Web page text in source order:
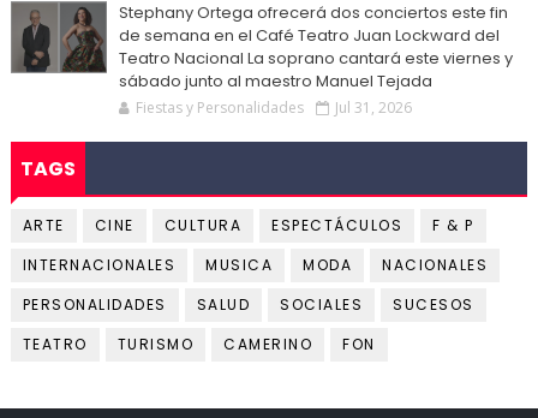
Stephany Ortega ofrecerá dos conciertos este fin
de semana en el Café Teatro Juan Lockward del
Teatro Nacional La soprano cantará este viernes y
sábado junto al maestro Manuel Tejada
Fiestas y Personalidades Jul 31, 2026
TAGS
ARTE CINE CULTURA ESPECTÁCULOS
F & P
INTERNACIONALES
MUSICA MODA
NACIONALES
PERSONALIDADES
SALUD SOCIALES
SUCESOS
TEATRO
TURISMO CAMERINO FON